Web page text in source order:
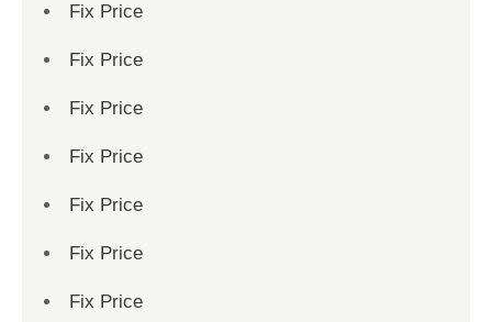
Fix Price
Fix Price
Fix Price
Fix Price
Fix Price
Fix Price
Fix Price